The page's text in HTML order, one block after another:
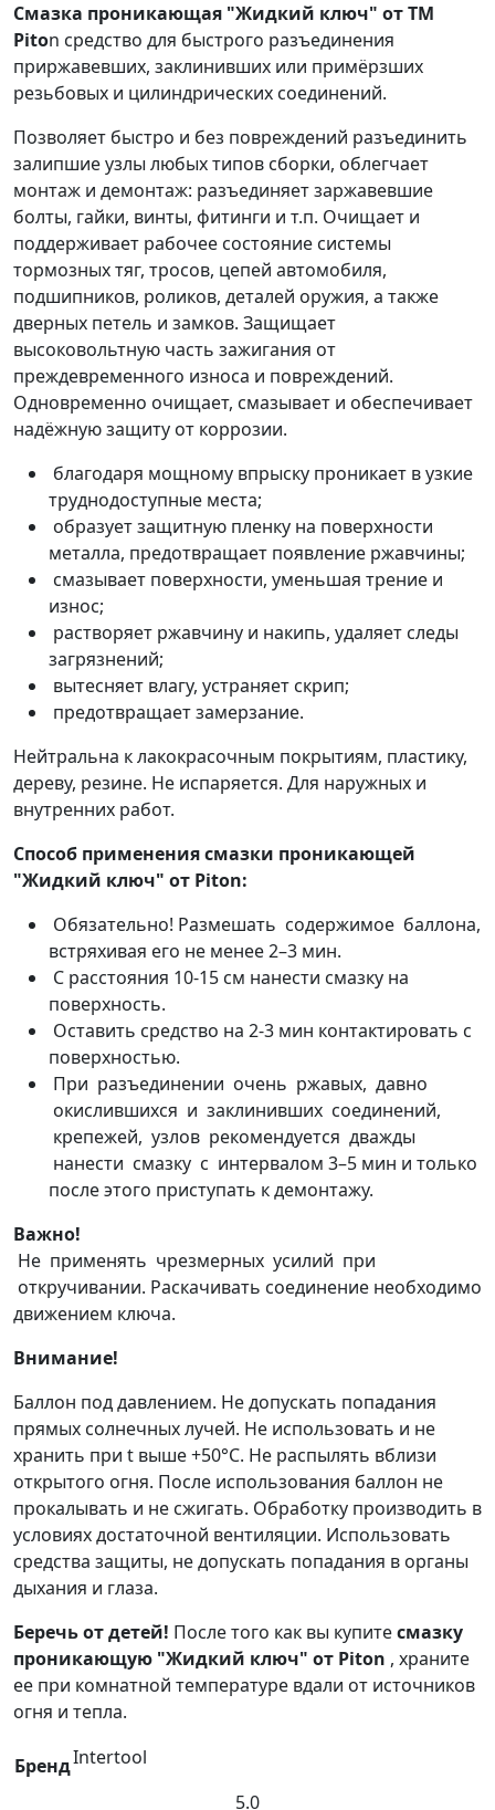
Смазка проникающая "Жидкий ключ" от ТМ
Piton средство для быстрого разъединения
приржавевших, заклинивших или примёрзших
резьбовых и цилиндрических соединений.
Позволяет быстро и без повреждений разъединить
залипшие узлы любых типов сборки, облегчает
монтаж и демонтаж: разъединяет заржавевшие
болты, гайки, винты, фитинги и т.п. Очищает и
поддерживает рабочее состояние системы
тормозных тяг, тросов, цепей автомобиля,
подшипников, роликов, деталей оружия, а также
дверных петель и замков. Защищает
высоковольтную часть зажигания от
преждевременного износа и повреждений.
Одновременно очищает, смазывает и обеспечивает
надёжную защиту от коррозии.
благодаря мощному впрыску проникает в узкие
труднодоступные места;
образует защитную пленку на поверхности
металла, предотвращает появление ржавчины;
смазывает поверхности, уменьшая трение и
износ;
растворяет ржавчину и накипь, удаляет следы
загрязнений;
вытесняет влагу, устраняет скрип;
предотвращает замерзание.
Нейтральна к лакокрасочным покрытиям, пластику,
дереву, резине. Не испаряется. Для наружных и
внутренних работ.
Способ применения смазки проникающей
"Жидкий ключ" от Piton:
Обязательно! Размешать содержимое баллона,
встряхивая его не менее 2–3 мин.
С расстояния 10-15 см нанести смазку на
поверхность.
Оставить средство на 2-3 мин контактировать с
поверхностью.
При разъединении очень ржавых, давно
окислившихся и заклинивших соединений,
крепежей, узлов рекомендуется дважды
нанести смазку с интервалом 3–5 мин и только
после этого приступать к демонтажу.
Важно!
Не применять чрезмерных усилий при
откручивании. Раскачивать соединение необходимо
движением ключа.
Внимание!
Баллон под давлением. Не допускать попадания
прямых солнечных лучей. Не использовать и не
хранить при t выше +50°С. Не распылять вблизи
открытого огня. После использования баллон не
прокалывать и не сжигать. Обработку производить в
условиях достаточной вентиляции. Использовать
средства защиты, не допускать попадания в органы
дыхания и глаза.
Беречь от детей! После того как вы купитесмазку
проникающую "Жидкий ключ" от Piton , храните
ее при комнатной температуре вдали от источников
огня и тепла.
БрендIntertool
5.0